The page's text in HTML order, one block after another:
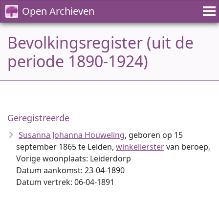
Open Archieven
Bevolkingsregister (uit de
periode 1890-1924)
Geregistreerde
Susanna Johanna Houweling, geboren op 15
september 1865 te Leiden, winkelierstervan beroep,
Vorige woonplaats: Leiderdorp
Datum aankomst: 23-04-1890
Datum vertrek: 06-04-1891